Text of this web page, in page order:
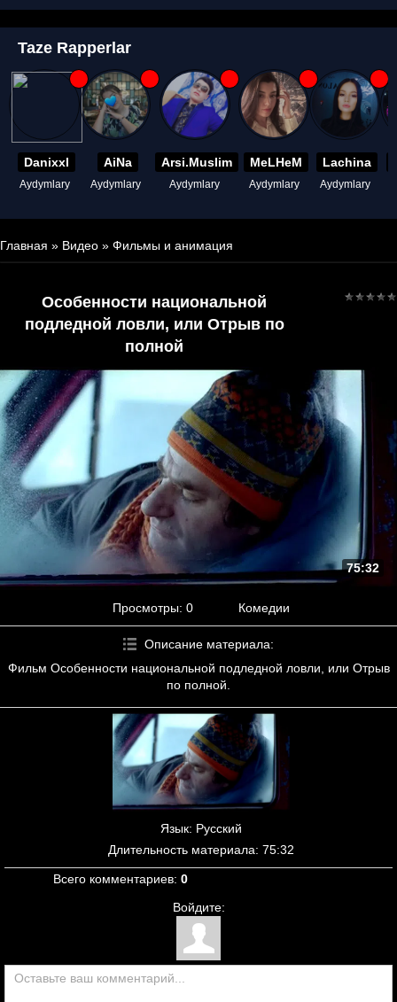
Taze Rapperlar
Danixxl
Aydymlary
AiNa
Aydymlary
Arsi.Muslim
Aydymlary
MeLHeM
Aydymlary
Lachina
Aydymlary
Главная » Видео » Фильмы и анимация
Особенности национальной
подледной ловли, или Отрыв по
полной
75:32
Просмотры: 0 Комедии
Описание материала:
Фильм Особенности национальной подледной ловли, или Отрыв
по полной.
Язык: Русский
Длительность материала: 75:32
Всего комментариев: 0
Войдите: